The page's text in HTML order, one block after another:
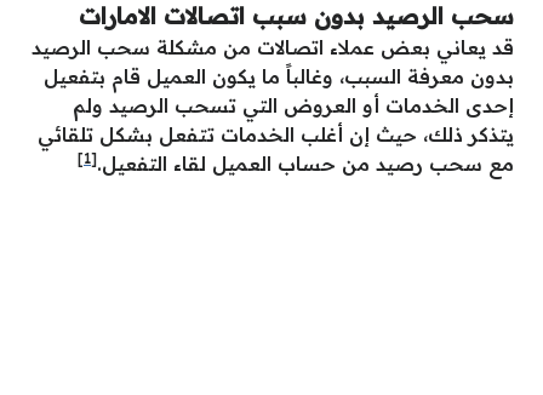
سحب الرصيد بدون سبب اتصالات الامارات
قد يعاني بعض عملاء اتصالات من مشكلة سحب الرصيد
بدون معرفة السبب، وغالباً ما يكون العميل قام بتفعيل
إحدى الخدمات أو العروض التي تسحب الرصيد ولم
يتذكر ذلك، حيث إن أغلب الخدمات تتفعل بشكل تلقائي
مع سحب رصيد من حساب العميل لقاء التفعيل.[1]